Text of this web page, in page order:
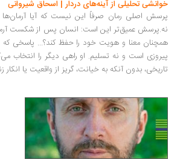
تحلیلی از آینه‌های دردار | اسحاق شیروانی
اصلی رمان صرفاً این نیست که آیا آرمان‌ها شکست
عمیق‌تر این است: انسان پس از شکست آرمان‌ها
معنا و هویت خود را حفظ کند؟... پاسخی که ابراهیم
است و نه تسلیم. او راهی دیگر را انتخاب می‌کند:
بدون آنکه به خیانت، گریز از واقعیت یا انکار زندگی